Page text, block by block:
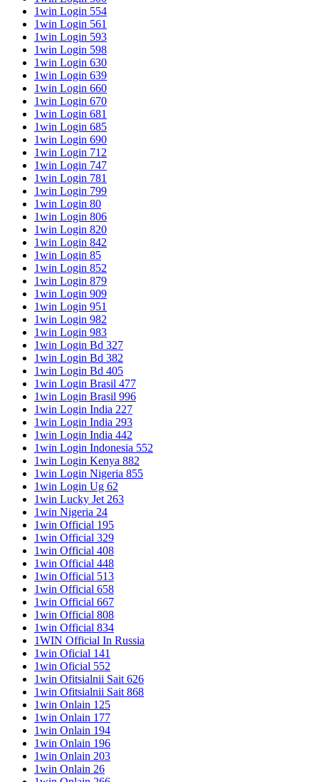
1win Login 554
1win Login 561
1win Login 593
1win Login 598
1win Login 630
1win Login 639
1win Login 660
1win Login 670
1win Login 681
1win Login 685
1win Login 690
1win Login 712
1win Login 747
1win Login 781
1win Login 799
1win Login 80
1win Login 806
1win Login 820
1win Login 842
1win Login 85
1win Login 852
1win Login 879
1win Login 909
1win Login 951
1win Login 982
1win Login 983
1win Login Bd 327
1win Login Bd 382
1win Login Bd 405
1win Login Brasil 477
1win Login Brasil 996
1win Login India 227
1win Login India 293
1win Login India 442
1win Login Indonesia 552
1win Login Kenya 882
1win Login Nigeria 855
1win Login Ug 62
1win Lucky Jet 263
1win Nigeria 24
1win Official 195
1win Official 329
1win Official 408
1win Official 448
1win Official 513
1win Official 658
1win Official 667
1win Official 808
1win Official 834
1WIN Official In Russia
1win Oficial 141
1win Oficial 552
1win Ofitsialnii Sait 626
1win Ofitsialnii Sait 868
1win Onlain 125
1win Onlain 177
1win Onlain 194
1win Onlain 196
1win Onlain 203
1win Onlain 26